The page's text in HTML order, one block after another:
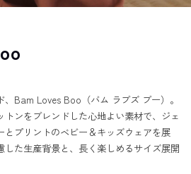
Bam Loves Boo（バム ラブズ ブー）。
ンをブレンドした心地よい素材で、ジェ
とプリントのベビー＆キッズウェアを展
た生産背景と、長く楽しめるサイズ展開